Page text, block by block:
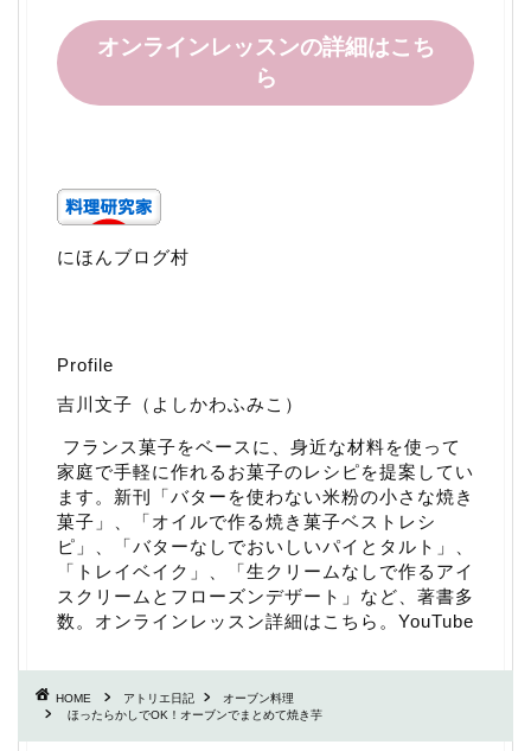
オンラインレッスンの詳細はこち
ら
にほんブログ村
Profile
吉川文子（よしかわふみこ）
フランス菓子をベースに、身近な材料を使って
家庭で手軽に作れるお菓子のレシピを提案してい
ます。新刊「バターを使わない米粉の小さな焼き
菓子 」、「オイルで作る焼き菓子ベストレシ
ピ 」、「バターなしでおいしいパイとタルト 」、
「 トレイベイク 」、「生クリームなしで作るアイ
スクリームとフローズンデザート 」など、著書多
数。 オンラインレッスン詳細はこちら 。 YouTube
HOME アトリエ日記
オーブン料理
ほったらかしでOK！オーブンでまとめて焼き芋